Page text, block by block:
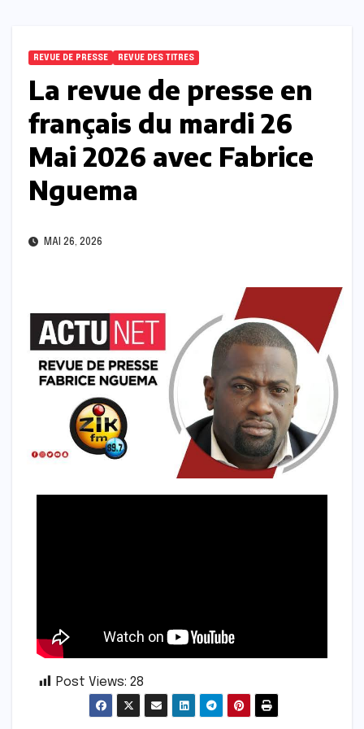
REVUE DE PRESSE REVUE DES TITRES
La revue de presse en
français du mardi 26
Mai 2026 avec Fabrice
Nguema
MAI 26, 2026
Post Views: 28